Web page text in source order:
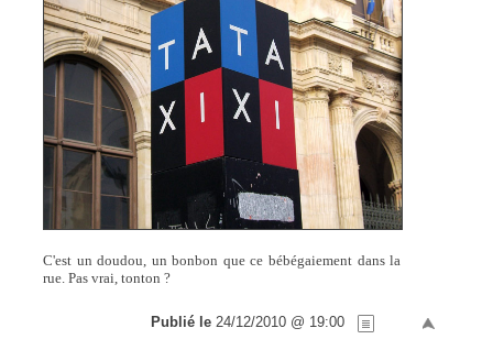
C'est un doudou, un bonbon que ce bébégaiement dans la
rue. Pas vrai, tonton ?
Publié le 24/12/2010 @ 19:00